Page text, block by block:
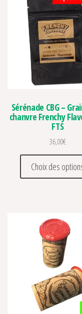
Sérénade CBG –
chanvre Frenchy
FTS
36,00€
Choix des